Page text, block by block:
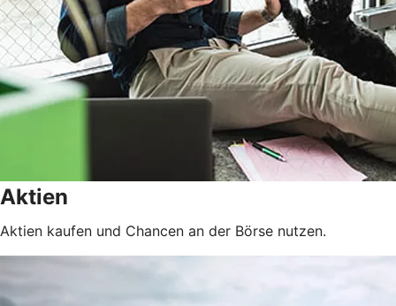
Aktien
Aktien kaufen und Chancen an der Börse nutzen.